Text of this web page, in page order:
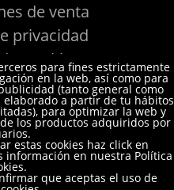
de venta
privacidad
Cookies
para fines estrictamente
en la web, así como para
(tanto general como
a partir de tu hábitos
para optimizar la web y
los productos adquiridos por
estas cookies haz click en
información en nuestra Política
que aceptas el uso de